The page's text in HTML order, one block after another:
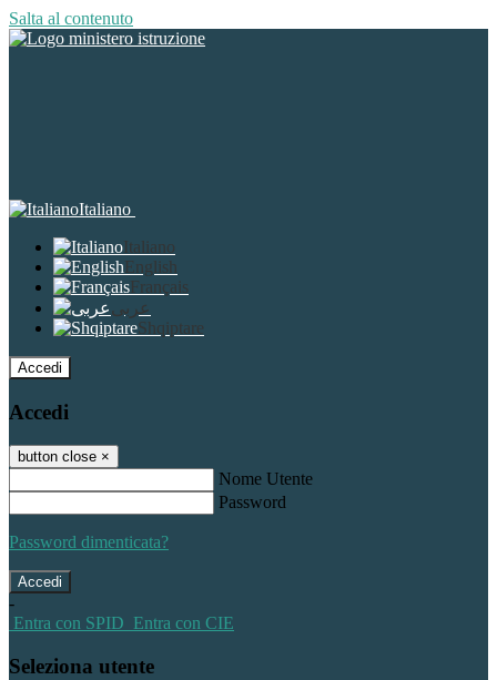
Salta al contenuto
Italiano
Italiano
English
Français
عربى
Shqiptare
Accedi
Accedi
button close ×
Nome Utente
Password
Password dimenticata?
-
Entra con SPID Entra con CIE
Seleziona utente